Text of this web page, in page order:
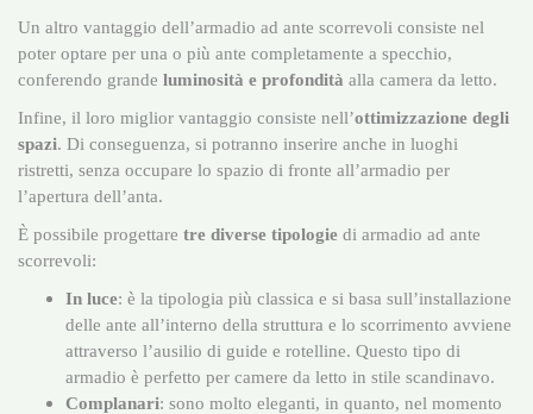
Un altro vantaggio dell’armadio ad ante scorrevoli consiste nel
poter optare per una o più ante completamente a specchio,
conferendo grande luminosità e profondità alla camera da letto.
Infine, il loro miglior vantaggio consiste nell’ottimizzazione degli
spazi. Di conseguenza, si potranno inserire anche in luoghi
ristretti, senza occupare lo spazio di fronte all’armadio per
l’apertura dell’anta.
È possibile progettare tre diverse tipologie di armadio ad ante
scorrevoli:
In luce: è la tipologia più classica e si basa sull’installazione
delle ante all’interno della struttura e lo scorrimento avviene
attraverso l’ausilio di guide e rotelline. Questo tipo di
armadio è perfetto per camere da letto in stile scandinavo.
Complanari: sono molto eleganti, in quanto, nel momento